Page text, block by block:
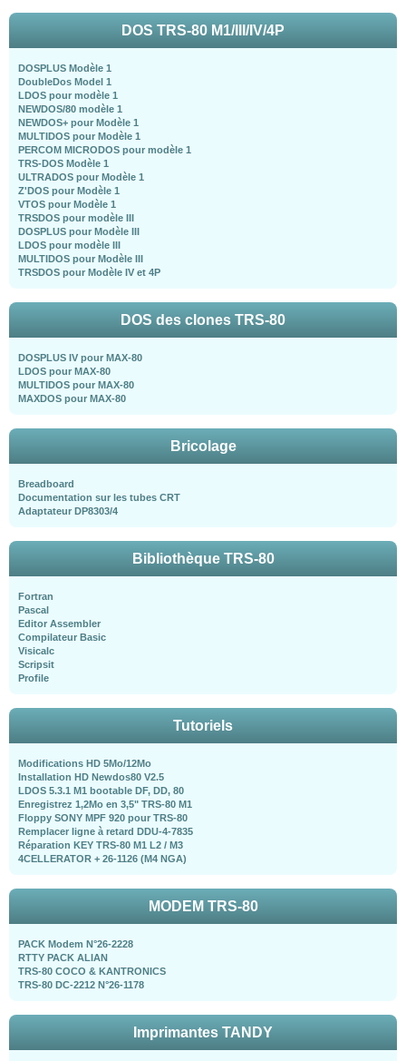
DOS TRS-80 M1/III/IV/4P
DOSPLUS Modèle 1
DoubleDos Model 1
LDOS pour modèle 1
NEWDOS/80 modèle 1
NEWDOS+ pour Modèle 1
MULTIDOS pour Modèle 1
PERCOM MICRODOS pour modèle 1
TRS-DOS Modèle 1
ULTRADOS pour Modèle 1
Z'DOS pour Modèle 1
VTOS pour Modèle 1
TRSDOS pour modèle III
DOSPLUS pour Modèle III
LDOS pour modèle III
MULTIDOS pour Modèle III
TRSDOS pour Modèle IV et 4P
DOS des clones TRS-80
DOSPLUS IV pour MAX-80
LDOS pour MAX-80
MULTIDOS pour MAX-80
MAXDOS pour MAX-80
Bricolage
Breadboard
Documentation sur les tubes CRT
Adaptateur DP8303/4
Bibliothèque TRS-80
Fortran
Pascal
Editor Assembler
Compilateur Basic
Visicalc
Scripsit
Profile
Tutoriels
Modifications HD 5Mo/12Mo
Installation HD Newdos80 V2.5
LDOS 5.3.1 M1 bootable DF, DD, 80
Enregistrez 1,2Mo en 3,5" TRS-80 M1
Floppy SONY MPF 920 pour TRS-80
Remplacer ligne à retard DDU-4-7835
Réparation KEY TRS-80 M1 L2 / M3
4CELLERATOR + 26-1126 (M4 NGA)
MODEM TRS-80
PACK Modem N°26-2228
RTTY PACK ALIAN
TRS-80 COCO & KANTRONICS
TRS-80 DC-2212 N°26-1178
Imprimantes TANDY